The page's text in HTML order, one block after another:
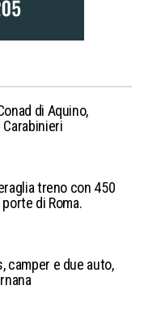
di Aquino,
treno con 450
di Roma.
camper e due auto,